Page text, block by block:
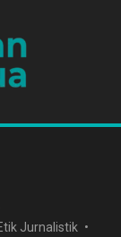
Jurnalistik